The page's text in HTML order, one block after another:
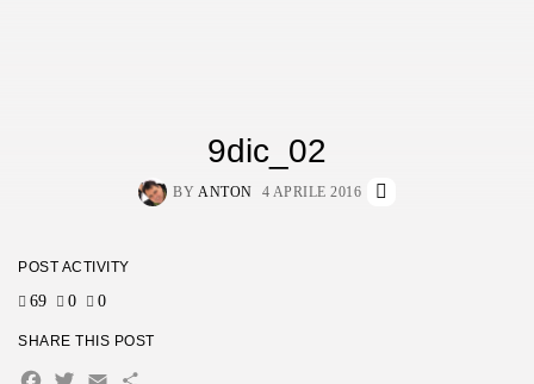
9dic_02
BY ANTON 4 APRILE 2016
POST ACTIVITY
69 0 0
SHARE THIS POST